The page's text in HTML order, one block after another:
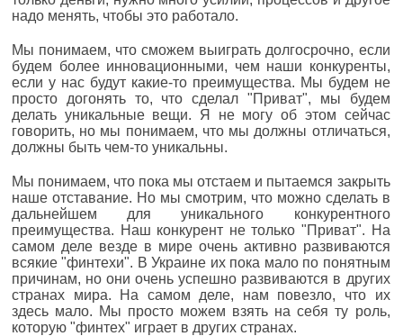
надо менять, чтобы это работало.
Мы понимаем, что сможем выиграть долгосрочно, если
будем более инновационными, чем наши конкуренты,
если у нас будут какие-то преимущества. Мы будем не
просто догонять то, что сделал "Приват", мы будем
делать уникальные вещи. Я не могу об этом сейчас
говорить, но мы понимаем, что мы должны отличаться,
должны быть чем-то уникальны.
Мы понимаем, что пока мы отстаем и пытаемся закрыть
наше отставание. Но мы смотрим, что можно сделать в
дальнейшем для уникального конкурентного
преимущества. Наш конкурент не только "Приват". На
самом деле везде в мире очень активно развиваются
всякие "финтехи". В Украине их пока мало по понятным
причинам, но они очень успешно развиваются в других
странах мира. На самом деле, нам повезло, что их
здесь мало. Мы просто можем взять на себя ту роль,
которую "финтех" играет в других странах.